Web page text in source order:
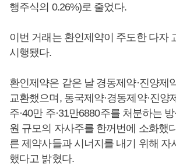
행주식의 0.26%)로 줄었다.
이번 거래는 환인제약이 주도한 다자
시행됐다.
환인제약은 같은 날 경동제약·진양제
교환했으며, 동국제약·경동제약·진양
주·40만 주·31만6880주를 처분하는
원 규모의 자사주를 한꺼번에 소화했
른 제약사들과 시너지를 내기 위해 자
했다고 밝혔다.